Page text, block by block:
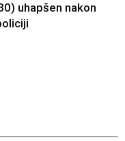
uhapšen nakon